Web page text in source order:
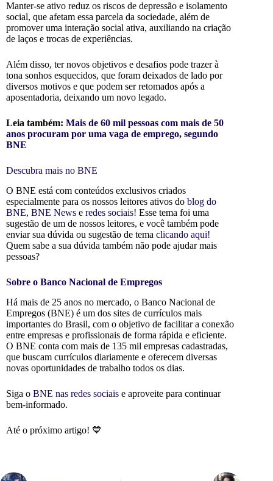
Manter-se ativo reduz os riscos de depressão e isolamento
social, que afetam essa parcela da sociedade, além de
promover uma interação social ativa, auxiliando na criação
de laços e trocas de experiências.
Além disso, ter novos objetivos e desafios pode trazer à
tona sonhos esquecidos, que foram deixados de lado por
diversos motivos e que podem ser retomados após a
aposentadoria, deixando um novo legado.
Leia também: Mais de 60 mil pessoas com mais de 50
anos procuram por uma vaga de emprego, segundo
BNE
Descubra mais no BNE
O BNE está com conteúdos exclusivos criados
especialmente para os nossos leitores ativos do blog do
BNE, BNE News e redes sociais! Esse tema foi uma
sugestão de um de nossos leitores, e você também pode
enviar sua dúvida ou sugestão de tema clicando aqui!
Quem sabe a sua dúvida também não pode ajudar mais
pessoas?
Sobre o Banco Nacional de Empregos
Há mais de 25 anos no mercado, o Banco Nacional de
Empregos (BNE) é um dos sites de currículos mais
importantes do Brasil, com o objetivo de facilitar a conexão
entre empresas e profissionais de forma rápida e eficiente.
O BNE conta com mais de 135 mil empresas cadastradas,
que buscam currículos diariamente e oferecem diversas
novas oportunidades de trabalho todos os dias.
Siga o BNE nas redes sociais e aproveite para continuar
bem-informado.
Até o próximo artigo! 💙